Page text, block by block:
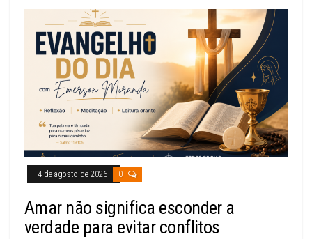
4 de agosto de 2026 0
Amar não significa esconder a
verdade para evitar conflitos